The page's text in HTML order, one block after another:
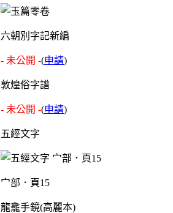
六朝別字記新編
- 未公開 -(申請)
敦煌俗字譜
- 未公開 -(申請)
五經文字
宀部．頁15
龍龕手鏡(高麗本)